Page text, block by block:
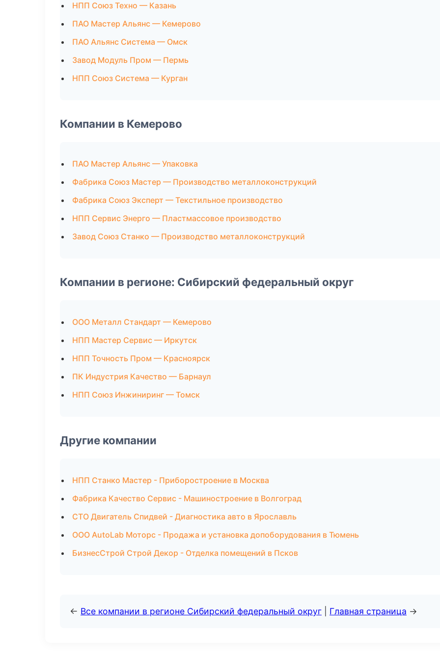
НПП Союз Техно — Казань
ПАО Мастер Альянс — Кемерово
ПАО Альянс Система — Омск
Завод Модуль Пром — Пермь
НПП Союз Система — Курган
Компании в Кемерово
ПАО Мастер Альянс — Упаковка
Фабрика Союз Мастер — Производство металлоконструкций
Фабрика Союз Эксперт — Текстильное производство
НПП Сервис Энерго — Пластмассовое производство
Завод Союз Станко — Производство металлоконструкций
Компании в регионе: Сибирский федеральный округ
ООО Металл Стандарт — Кемерово
НПП Мастер Сервис — Иркутск
НПП Точность Пром — Красноярск
ПК Индустрия Качество — Барнаул
НПП Союз Инжиниринг — Томск
Другие компании
НПП Станко Мастер - Приборостроение в Москва
Фабрика Качество Сервис - Машиностроение в Волгоград
СТО Двигатель Спидвей - Диагностика авто в Ярославль
ООО AutoLab Моторс - Продажа и установка допоборудования в Тюмень
БизнесСтрой Строй Декор - Отделка помещений в Псков
← Все компании в регионе Сибирский федеральный округ Главная страница →